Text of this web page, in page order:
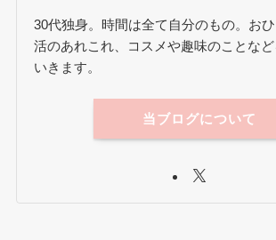
30代独身。時間は全て自分のもの。お
活のあれこれ、コスメや趣味のことな
いきます。
当ブログについて